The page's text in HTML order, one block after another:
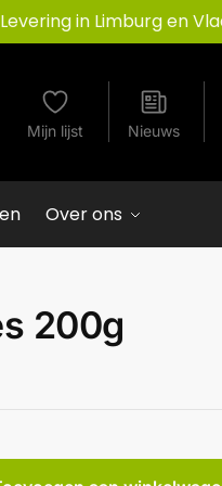
Levering in Limburg en
Mijn lijst Nieuws
Over ons
200g